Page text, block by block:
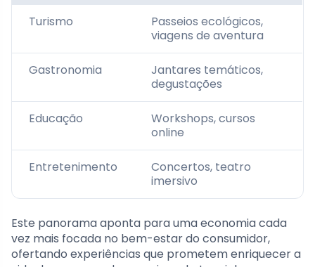
Turismo
Passeios ecológicos,
viagens de aventura
Gastronomia
Jantares temáticos,
degustações
Educação
Workshops, cursos
online
Entretenimento
Concertos, teatro
imersivo
Este panorama aponta para uma economia cada
vez mais focada no bem-estar do consumidor,
ofertando experiências que prometem enriquecer a